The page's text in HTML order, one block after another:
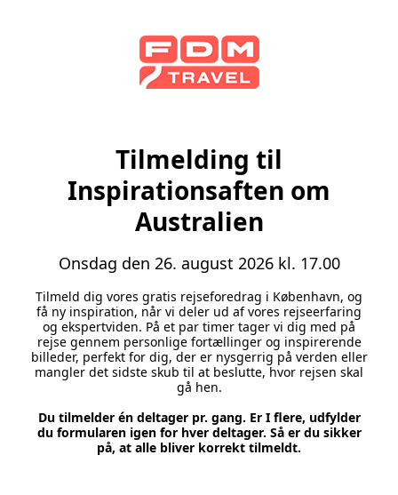
Tilmelding til
Inspirationsaften om
Australien
Onsdag den 26. august 2026 kl. 17.00
Tilmeld dig vores gratis rejseforedrag i København, og
få ny inspiration, når vi deler ud af vores rejseerfaring
og ekspertviden. På et par timer tager vi dig med på
rejse gennem personlige fortællinger og inspirerende
billeder, perfekt for dig, der er nysgerrig på verden eller
mangler det sidste skub til at beslutte, hvor rejsen skal
gå hen.
Du tilmelder én deltager pr. gang. Er I flere, udfylder
du formularen igen for hver deltager. Så er du sikker
på, at alle bliver korrekt tilmeldt.